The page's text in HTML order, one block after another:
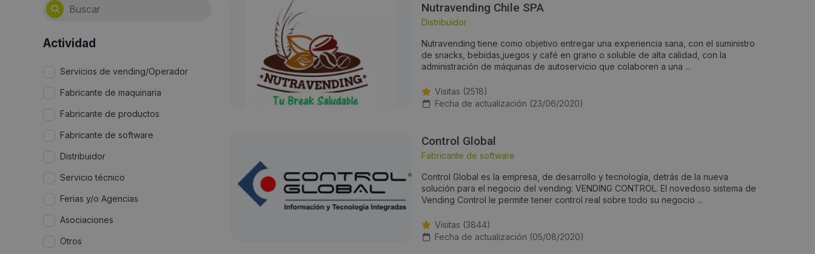
Actividad
Servicios de vending/Operador
Fabricante de maquinaria
Fabricante de productos
Fabricante de software
Distribuidor
Servicio técnico
Ferias y/o Agencias
Asociaciones
Otros
Nutravending Chile SPA
Distribuidor
Nutravending tiene como objetivo entregar una experiencia sana, con el suministro
de snacks, bebidas,juegos y café en grano o soluble de alta calidad, con la
administración de máquinas de autoservicio que colaboren a una ...
Visitas (2518)
Fecha de actualización (23/06/2020)
Control Global
Fabricante de software
Control Global es la empresa, de desarrollo y tecnología, detrás de la nueva
solución para el negocio del vending: VENDING CONTROL. El novedoso sistema de
Vending Control le permite tener control real sobre todo su negocio ...
Visitas (3844)
Fecha de actualización (05/08/2020)